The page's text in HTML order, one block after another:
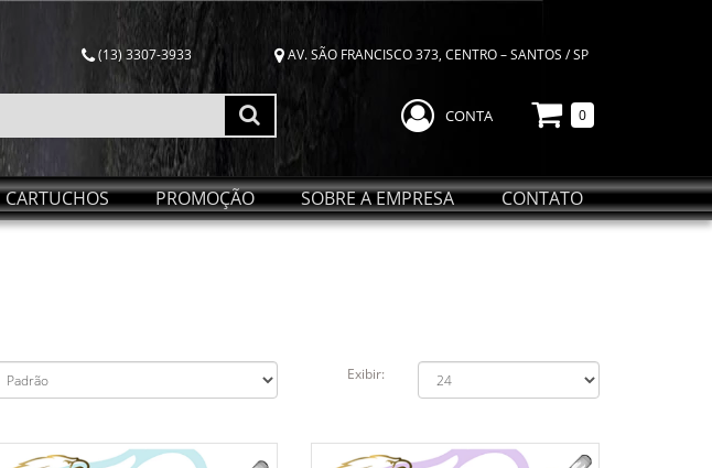
(13) 3307-3933 AV. SÃO FRANCISCO 373, CENTRO – SANTOS / SP
CONTA 0
CARTUCHOS PROMOÇÃO SOBRE A EMPRESA CONTATO
Exibir: